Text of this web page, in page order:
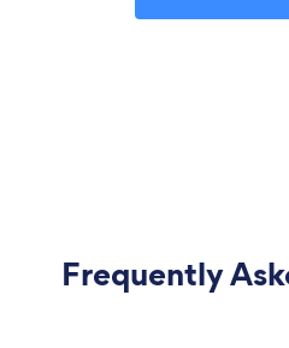
Frequently